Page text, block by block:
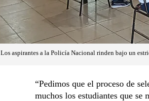
Los aspirantes a la Policía Nacional rinden bajo un
“Pedimos que el proceso de
muchos los estudiantes que se